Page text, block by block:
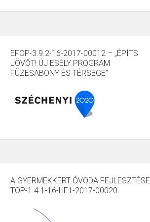
EFOP-3.9.2-16-2017-00012 – „ÉPÍTS
JÖVŐT! ÚJ ESÉLY PROGRAM
FÜZESABONY ÉS TÉRSÉGE”
A GYERMEKKERT ÓVODA FEJLESZTÉSE
TOP-1.4.1-16-HE1-2017-00020